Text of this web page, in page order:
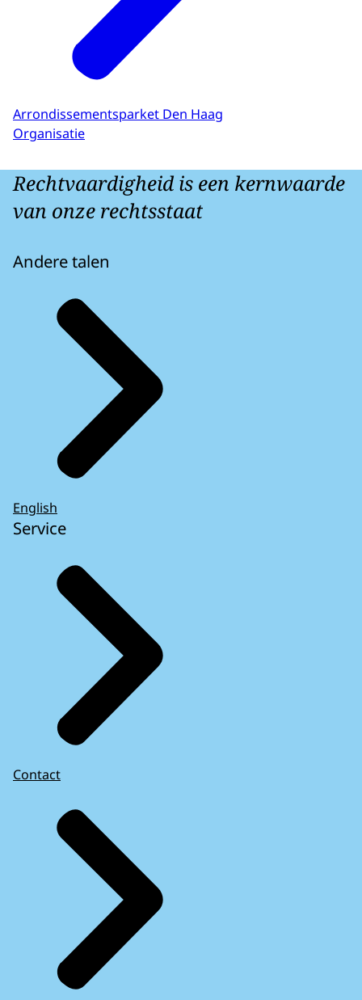
Arrondissementsparket Den Haag
Organisatie
Rechtvaardigheid is een kernwaarde
van onze rechtsstaat
Andere talen
English
Service
Contact